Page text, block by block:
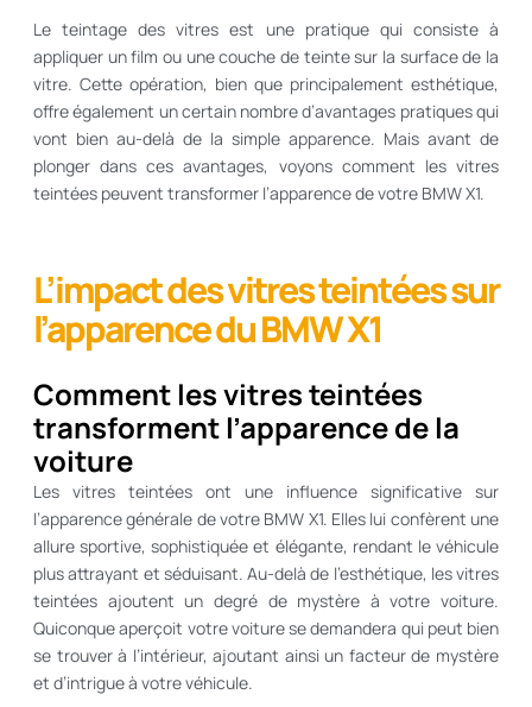
Le teintage des vitres est une pratique qui consiste à
appliquer un film ou une couche de teinte sur la surface de la
vitre. Cette opération, bien que principalement esthétique,
offre également un certain nombre d’avantages pratiques qui
vont bien au-delà de la simple apparence. Mais avant de
plonger dans ces avantages, voyons comment les vitres
teintées peuvent transformer l’apparence de votre BMW X1.
L’impact des vitres teintées sur
l’apparence du BMW X1
Comment les vitres teintées
transforment l’apparence de la
voiture
Les vitres teintées ont une influence significative sur
l’apparence générale de votre BMW X1. Elles lui confèrent une
allure sportive, sophistiquée et élégante, rendant le véhicule
plus attrayant et séduisant. Au-delà de l’esthétique, les vitres
teintées ajoutent un degré de mystère à votre voiture.
Quiconque aperçoit votre voiture se demandera qui peut bien
se trouver à l’intérieur, ajoutant ainsi un facteur de mystère
et d’intrigue à votre véhicule.